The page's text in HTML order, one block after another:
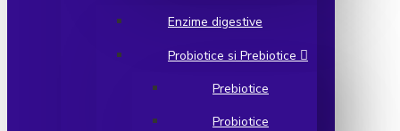
Enzime digestive
Probiotice si Prebiotice
Prebiotice
Probiotice